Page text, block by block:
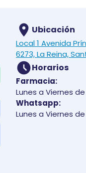
Ubicación
Local 1 Avenida
6273, La Reina,
Horarios
Farmacia:
Lunes a Viernes de
Whatsapp:
Lunes a Viernes de